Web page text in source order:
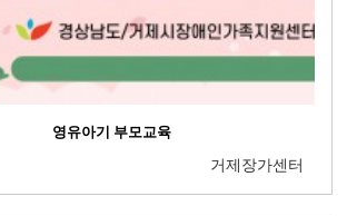
영유아기 부모교육
거제장가센터